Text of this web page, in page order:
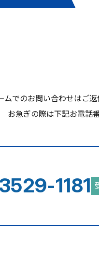
ムでのお問い合わせはご
お急ぎの際は下記お電話
1181